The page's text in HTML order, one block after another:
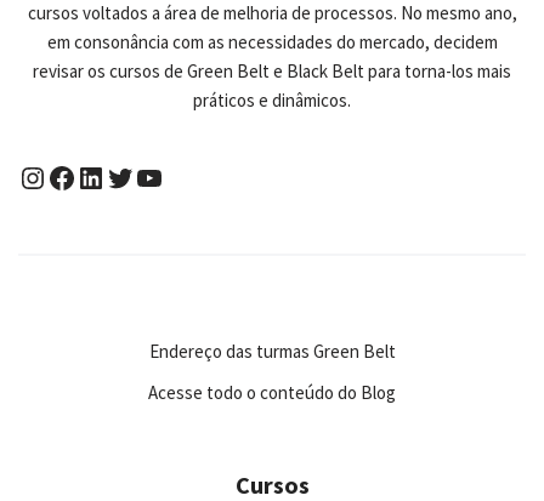
cursos voltados a área de melhoria de processos. No mesmo ano,
em consonância com as necessidades do mercado, decidem
revisar os cursos de Green Belt e Black Belt para torna-los mais
práticos e dinâmicos.
Endereço das turmas Green Belt
Acesse todo o conteúdo do Blog
Cursos